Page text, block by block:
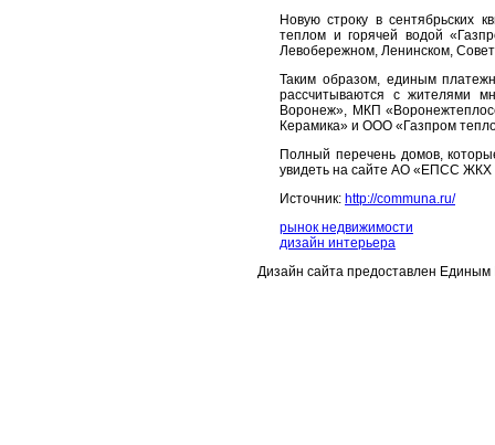
Новую строку в сентябрьских
теплом и горячей водой
Левобережном, Ленинском,
Таким образом, единым
рассчитываются с жителями
Воронеж», МКП
Керамика» и ООО «Газпром
Полный перечень домов,
увидеть на сайте АО «ЕПСС ЖКХ
Источник: http://communa.ru/
рынок недвижимости
дизайн интерьера
Дизайн сайта предоставлен